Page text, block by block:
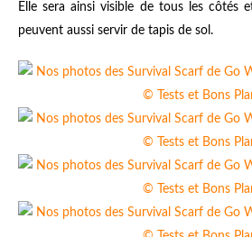
Elle sera ainsi visible de tous les côtés
peuvent aussi servir de tapis de sol.